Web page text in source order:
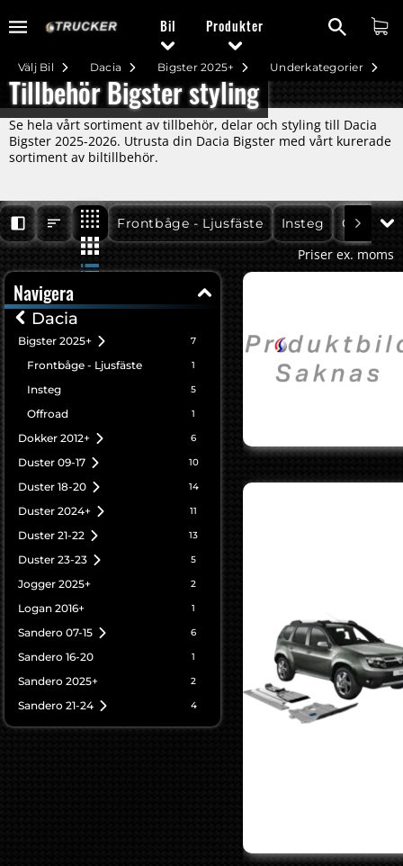
Bil Produkter
Underkategorier
Bigster 2025+
Dacia
Välj Bil
Tillbehör Bigster styling
Se hela vårt sortiment av tillbehör, delar och styling till Dacia
Bigster 2025-2026. Utrusta din Dacia Bigster med vårt kurerade
sortiment av biltillbehör.
Bigster 2025+
Frontbåge - Ljusfäste
Bigster 2025+
Insteg
Bigster
Offroad
Priser ex. moms
Navigera
Dacia
Bigster 2025+ 7
Frontbåge - Ljusfäste 1
Insteg 5
Offroad 1
Dokker 2012+ 6
Duster 09-17 10
Duster 18-20 14
Duster 2024+ 11
Duster 21-22 13
Duster 23-23 5
Jogger 2025+ 2
Logan 2016+ 1
Sandero 07-15 6
Sandero 16-20 1
Sandero 2025+ 2
Sandero 21-24 4